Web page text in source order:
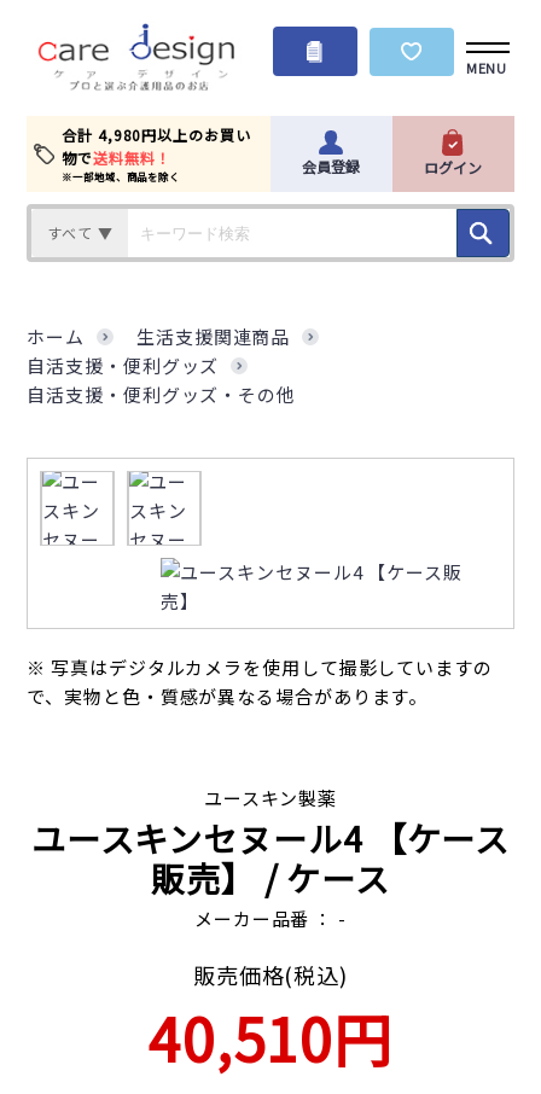
MENU
合計 4,980円以上のお買い
物で送料無料！
※一部地域、商品を除く 会員登録 ログイン
すべて ▼
ホーム
生活支援関連商品
自活支援・便利グッズ
自活支援・便利グッズ・その他
※ 写真はデジタルカメラを使用して撮影していますの
で、実物と色・質感が異なる場合があります。
ユースキン製薬
ユースキンセヌール4 【ケース
販売】
/ ケース
メーカー品番 ： -
販売価格(税込)
40,510円